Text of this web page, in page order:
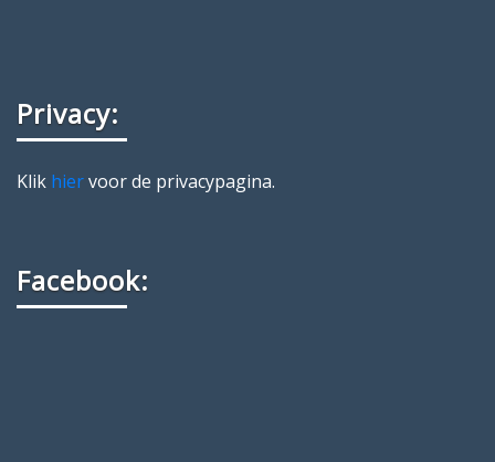
Privacy:
Klik hiervoor de privacypagina.
Facebook: